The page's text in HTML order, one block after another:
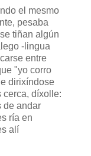
el mesmo
pesaba
tiñan algún
-lingua
entre
"yo corro
dirixíndose
cerca, díxolle:
de andar
ría en
alí